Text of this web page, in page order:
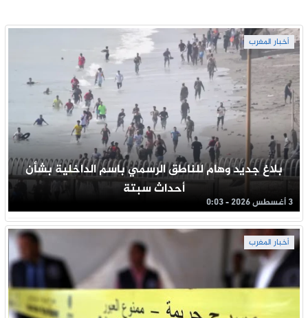
أخبار المغرب
بلاغ جديد وهام للناطق الرسمي باسم الداخلية بشأن
أحداث سبتة
3 أغسطس 2026 - 0:03
أخبار المغرب